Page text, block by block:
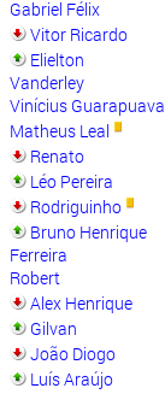
Gabriel Félix
Vitor Ricardo
Elielton
Vanderley
Vinícius Guarapuava
Matheus Leal
Renato
Léo Pereira
Rodriguinho
Bruno Henrique
Ferreira
Robert
Alex Henrique
Gilvan
João Diogo
Luís Araújo